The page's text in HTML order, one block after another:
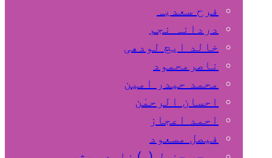
فرح سعدیہ
دردانہ نجم
خالد ایچ لودھی
ناصرمحمود
محمد حیدر امین
احسان الرحمٰن
احمد اعجاز
فیصل مسعود